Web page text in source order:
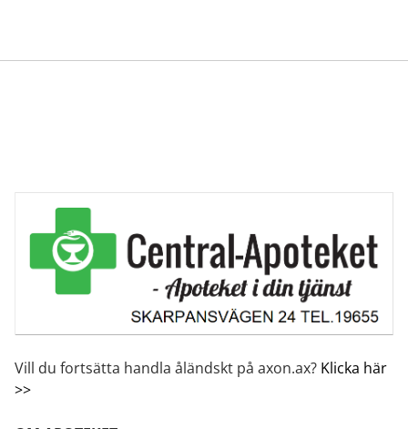
Vill du fortsätta handla åländskt på axon.ax? Klicka här
>>